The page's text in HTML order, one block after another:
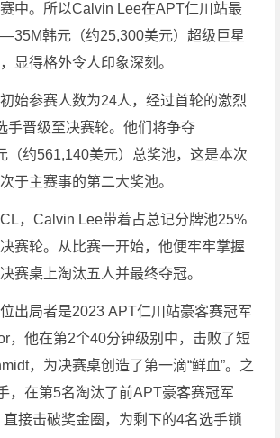
中。所以Calvin Lee在APT仁川站最
韩元（约25,300美元）超级巨星
显得格外令人印象深刻。
始参赛人数为24人，经过首轮的激烈
手晋级至决赛轮。他们将争夺
（约561,140美元）总奖池，这是本次
于主赛事的第二大奖池。
，Calvin Lee带着占总记分牌池25%
赛轮。从比赛一开始，他便牢牢掌握
赛桌上淘汰五人并最终夺冠。
出局者是2023 APT仁川站豪客赛冠军
，他在第2个40分钟级别中，击败了短
，为决赛桌创造了第一滴“鲜血”。之
，在第5名淘汰了前APT豪客赛冠军
接击破奖金圈，为剩下的4名选手锁